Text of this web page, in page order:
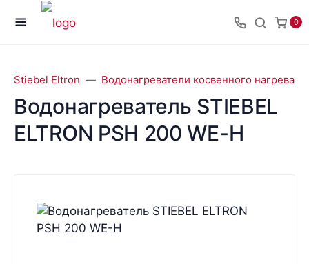
0
Stiebel Eltron Водонагреватели косвенного нагрева
Водонагреватель STIEBEL
ELTRON PSH 200 WE-H